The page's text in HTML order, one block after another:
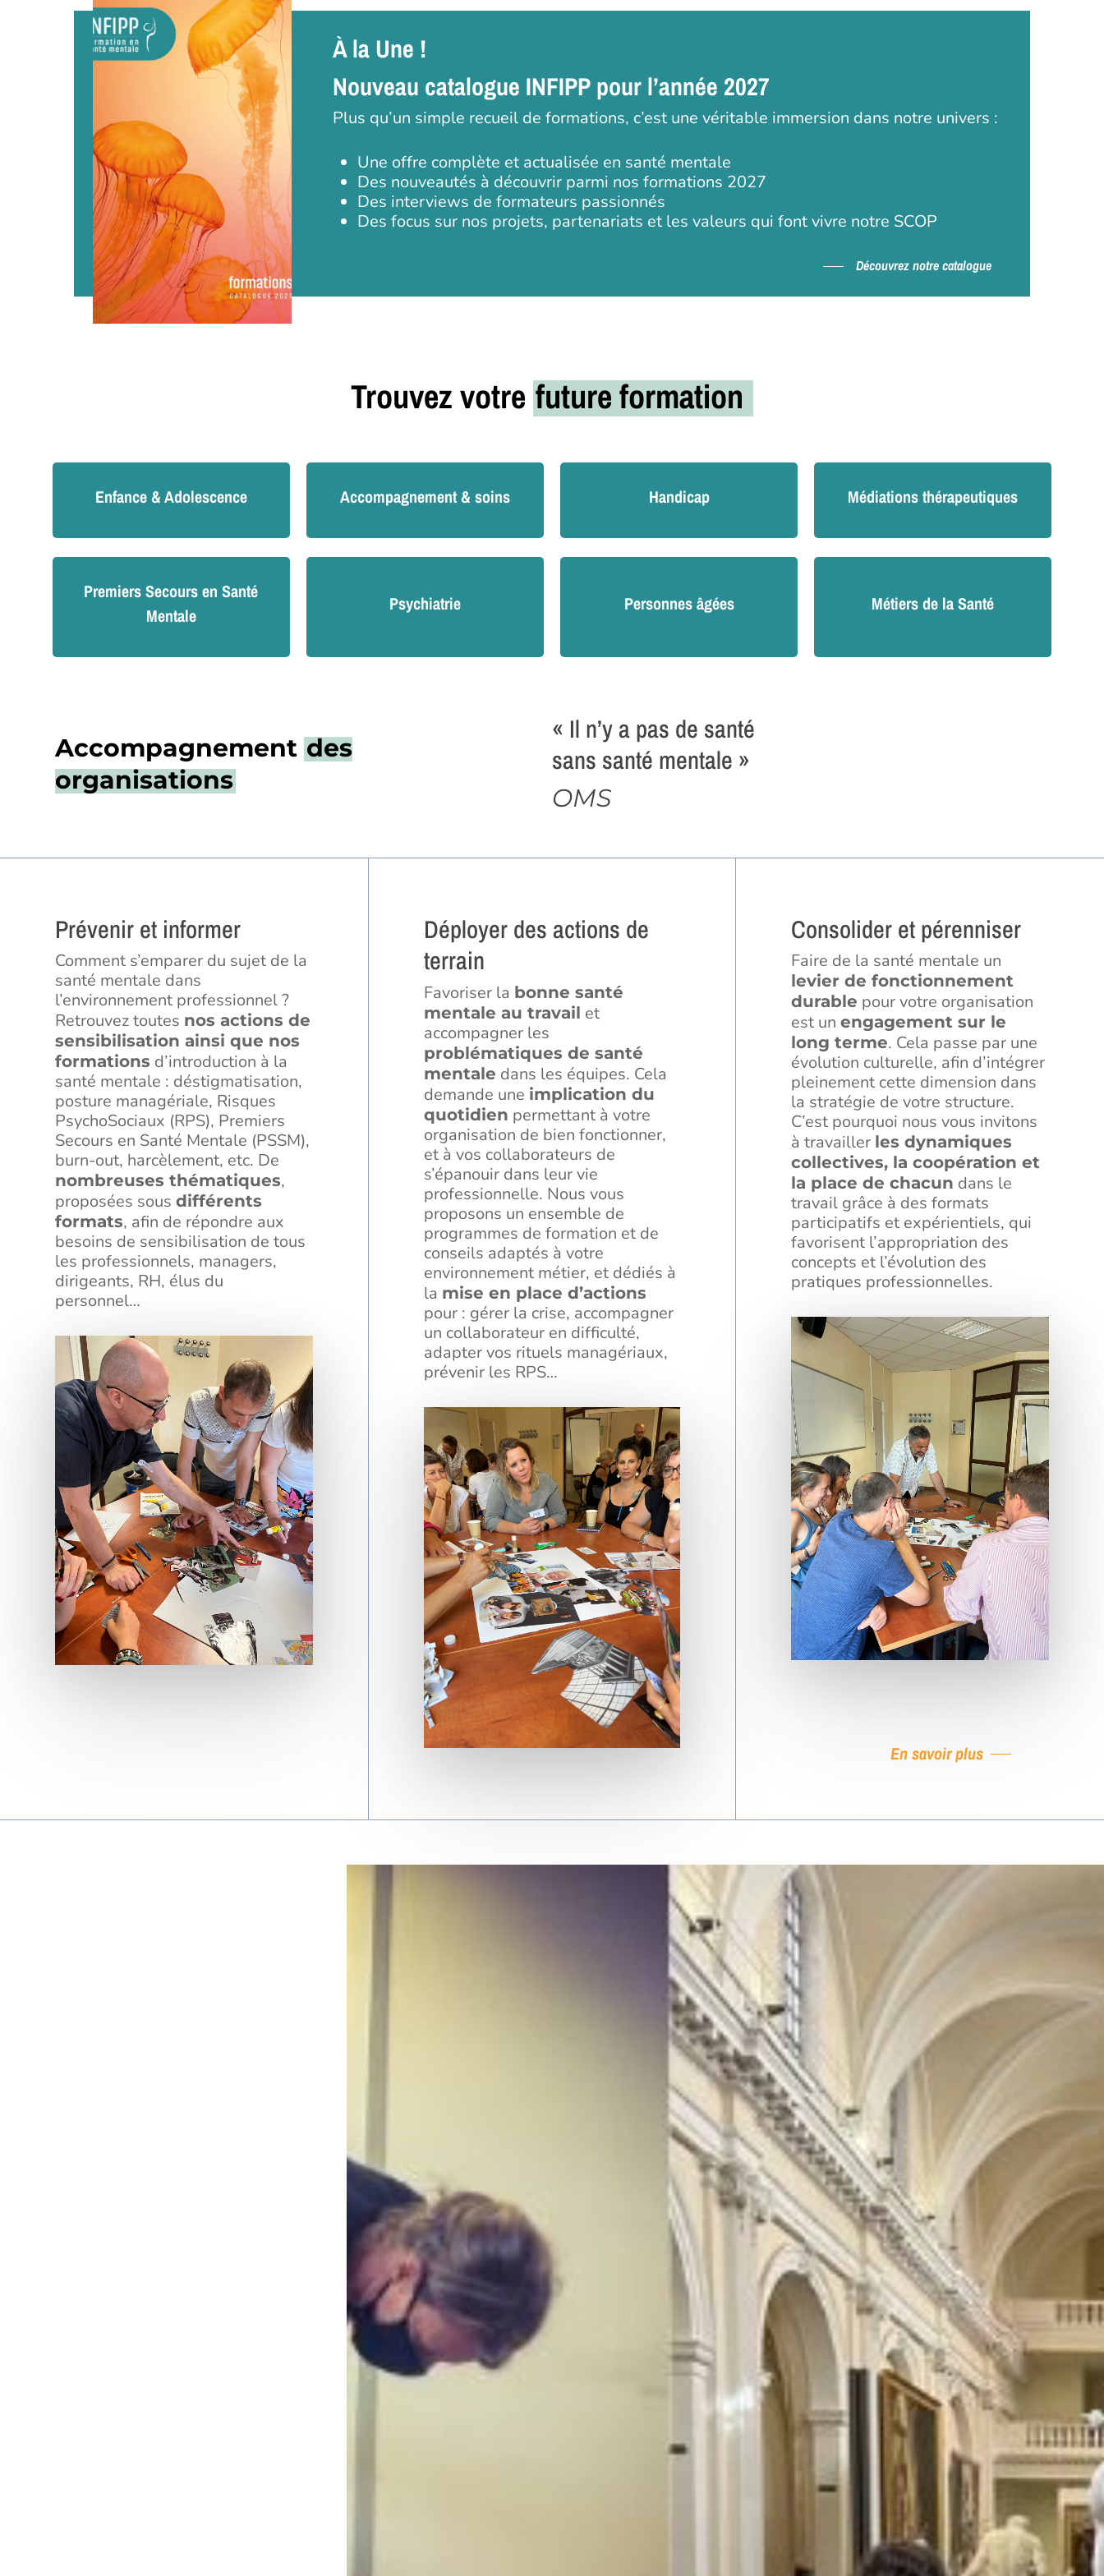
Appuyez sur Entrée pour une recherche ou ESC pour fermer
À la Une !
Nouveau catalogue INFIPP pour l’année 2027
Plus qu’un simple recueil de formations, c’est une véritable immersion dans notre univers :
Une offre complète et actualisée en santé mentale
Des nouveautés à découvrir parmi nos formations 2027
Des interviews de formateurs passionnés
Des focus sur nos projets, partenariats et les valeurs qui font vivre notre SCOP
Découvrez notre catalogue
Trouvez votre future formation
Enfance & Adolescence Accompagnement & soins Handicap Médiations thérapeutiques
Premiers Secours en Santé
Mentale
Psychiatrie Personnes âgées Métiers de la Santé
Accompagnement des
organisations
« Il n’y a pas de santé
sans santé mentale »
OMS
Prévenir et informer
Comment s’emparer du sujet de la
santé mentale dans
l’environnement professionnel ?
Retrouvez toutes nos actions de
sensibilisation ainsi que nos
formations d’introduction à la
santé mentale : déstigmatisation,
posture managériale, Risques
PsychoSociaux (RPS), Premiers
Secours en Santé Mentale (PSSM),
burn-out, harcèlement, etc. De
nombreuses thématiques,
proposées sousdifférents
formats, afin de répondre aux
besoins de sensibilisation de tous
les professionnels, managers,
dirigeants, RH, élus du
personnel…
Déployer des actions de
terrain
Favoriser la bonne santé
mentale au travail et
accompagner les
problématiques de santé
mentale dans les équipes. Cela
demande une implication du
quotidien permettant à votre
organisation de bien fonctionner,
et à vos collaborateurs de
s’épanouir dans leur vie
professionnelle. Nous vous
proposons un ensemble de
programmes de formation et de
conseils adaptés à votre
environnement métier, et dédiés à
la mise en place d’actions
pour : gérer la crise, accompagner
un collaborateur en difficulté,
adapter vos rituels managériaux,
prévenir les RPS…
Consolider et pérenniser
Faire de la santé mentale un
levier de fonctionnement
durable pour votre organisation
est unengagement sur le
long terme. Cela passe par une
évolution culturelle, afin d’intégrer
pleinement cette dimension dans
la stratégie de votre structure.
C’est pourquoi nous vous invitons
à travailler les dynamiques
collectives, la coopération et
la place de chacun dans le
travail grâce à des formats
participatifs et expérientiels, qui
favorisent l’appropriation des
concepts et l’évolution des
pratiques professionnelles.
En savoir plus